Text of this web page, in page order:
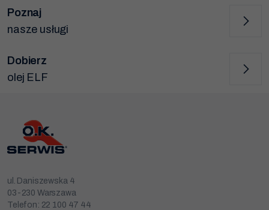
Poznaj
nasze usługi
Dobierz
olej ELF
ul. Daniszewska 4
03-230 Warszawa
Telefon: 22 100 47 44